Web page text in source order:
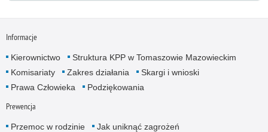
Informacje
Kierownictwo
Struktura KPP w Tomaszowie Mazowieckim
Komisariaty
Zakres działania
Skargi i wnioski
Prawa Człowieka
Podziękowania
Prewencja
Przemoc w rodzinie
Jak uniknąć zagrożeń